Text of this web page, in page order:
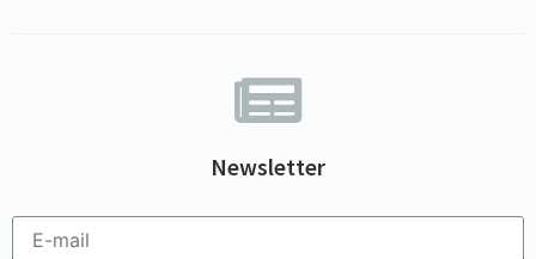
Newsletter